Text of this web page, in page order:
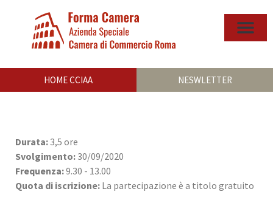
HOME CCIAA NESWLETTER
Durata: 3,5 ore
Svolgimento: 30/09/2020
Frequenza:9.30 - 13.00
Quota di iscrizione: La partecipazione è a titolo gratuito